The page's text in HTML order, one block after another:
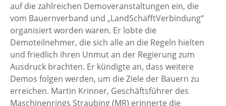
auf die zahlreichen Demoveranstaltungen ein, die
vom Bauernverband und „LandSchafftVerbindung“
organisiert worden waren. Er lobte die
Demoteilnehmer, die sich alle an die Regeln hielten
und friedlich ihren Unmut an der Regierung zum
Ausdruck brachten. Er kündigte an, dass weitere
Demos folgen werden, um die Ziele der Bauern zu
erreichen. Martin Krinner, Geschäftsführer des
Maschinenrings Straubing (MR) erinnerte die